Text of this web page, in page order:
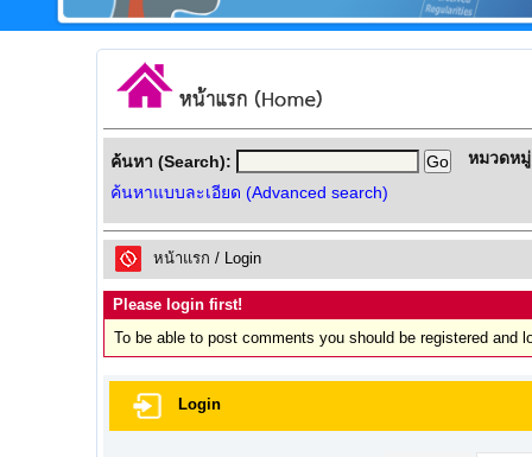
ค้นหา (Search):
ค้นหาแบบละเอียด (Advanced search)
หมวดห
หน้าแรก / Login
Please login first!
To be able to post comments you should be registered and
Login